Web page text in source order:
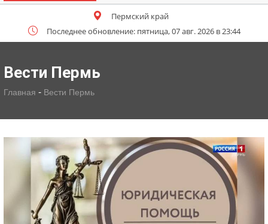
Пермский край
Последнее обновление: пятница, 07 авг. 2026 в 23:44
Вести Пермь
Главная - Вести Пермь